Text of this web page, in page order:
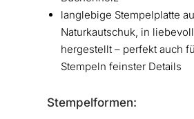
langlebige Stempelplatte
Naturkautschuk, in
hergestellt – perfekt auch
Stempeln feinster Details
Stempelformen: